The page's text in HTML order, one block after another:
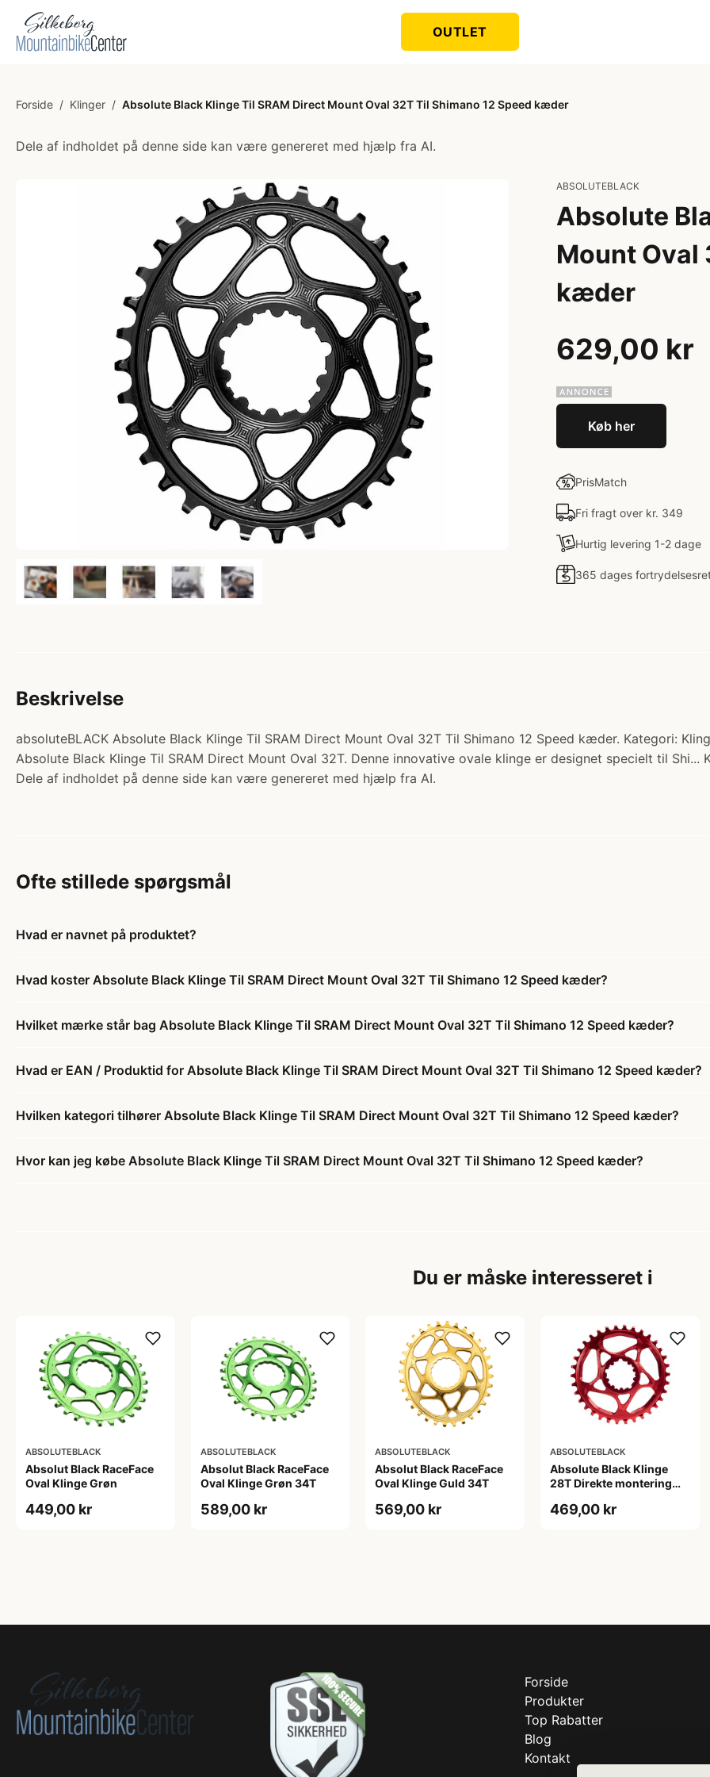
OUTLET
Forside / Klinger / Absolute Black Klinge Til SRAM Direct Mount Oval 32T Til Shimano 12 Speed kæder
Dele af indholdet på denne side kan være genereret med hjælp fra AI.
ABSOLUTEBLACK
Absolute
Mount Oval
kæder
629,00 kr
Køb her
PrisMatch
Fri fragt over kr. 349
Hurtig levering 1-2 dage
365 dages
Beskrivelse
absoluteBLACK Absolute Black Klinge Til SRAM Direct Mount Oval 32T Til Shimano 12 Speed kæder. Kategori:
Absolute Black Klinge Til SRAM Direct Mount Oval 32T. Denne innovative ovale klinge er designet specielt til Shi...
Dele af indholdet på denne side kan være genereret med hjælp fra AI.
Ofte stillede spørgsmål
Hvad er navnet på produktet?
Hvad koster Absolute Black Klinge Til SRAM Direct Mount Oval 32T Til Shimano 12 Speed kæder?
Hvilket mærke står bag Absolute Black Klinge Til SRAM Direct Mount Oval 32T Til Shimano 12 Speed kæder?
Hvad er EAN / Produktid for Absolute Black Klinge Til SRAM Direct Mount Oval 32T Til Shimano 12 Speed kæder?
Hvilken kategori tilhører Absolute Black Klinge Til SRAM Direct Mount Oval 32T Til Shimano 12 Speed kæder?
Hvor kan jeg købe Absolute Black Klinge Til SRAM Direct Mount Oval 32T Til Shimano 12 Speed kæder?
Du er måske interesseret i
ABSOLUTEBLACK
Absolut Black RaceFace
Oval Klinge Grøn
449,00 kr
ABSOLUTEBLACK
Absolut Black RaceFace
Oval Klinge Grøn 34T
589,00 kr
ABSOLUTEBLACK
Absolut Black RaceFace
Oval Klinge Guld 34T
569,00 kr
ABSOLUTEBLACK
Absolute Black Klinge
28T Direkte montering
469,00 kr
Forside
Produkter
Top Rabatter
Blog
Kontakt